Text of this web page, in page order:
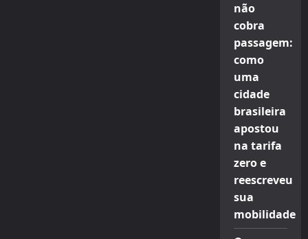
não
cobra
passagem:
como
uma
cidade
brasileira
apostou
na tarifa
zero e
reescreveu
sua
mobilidade